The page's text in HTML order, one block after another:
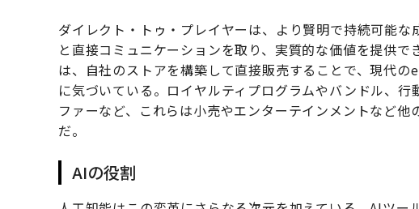
ダイレクト・トゥ・プレイヤーは、より賢明で持続可能
と直接コミュニケーションを取り、実質的な価値を提供
は、自社のストアを構築して直接販売することで、現代
に気づいている。ロイヤルティプログラムやバンドル、
ファーなど、これらは小売やエンターテインメントなど
だ。
AIの役割